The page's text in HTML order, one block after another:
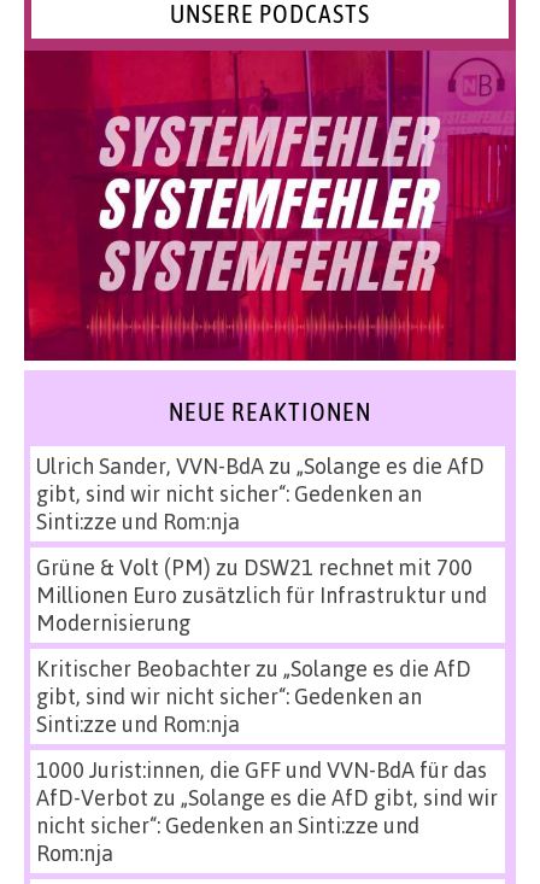
UNSERE PODCASTS
NEUE REAKTIONEN
Ulrich Sander, VVN-BdAzu „Solange es die AfD
gibt, sind wir nicht sicher“: Gedenken an
Sinti:zze und Rom:nja
Grüne & Volt (PM) zu DSW21 rechnet mit 700
Millionen Euro zusätzlich für Infrastruktur und
Modernisierung
Kritischer Beobachterzu „Solange es die AfD
gibt, sind wir nicht sicher“: Gedenken an
Sinti:zze und Rom:nja
1000 Jurist:innen, die GFF und VVN-BdA für das
AfD-Verbot zu „Solange es die AfD gibt, sind wir
nicht sicher“: Gedenken an Sinti:zze und
Rom:nja